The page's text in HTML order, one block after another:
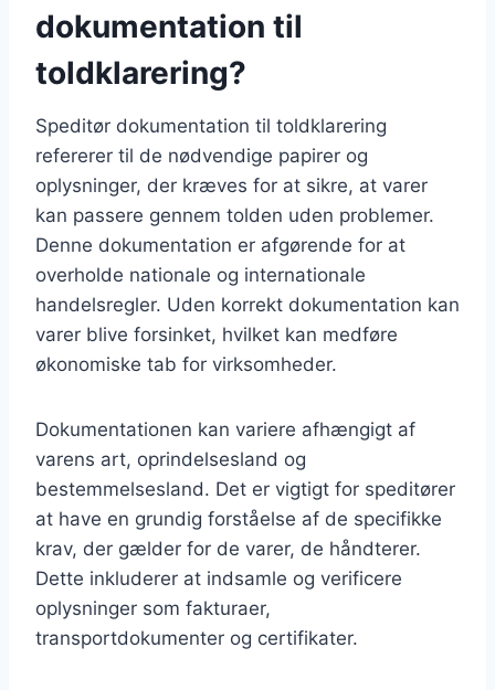
dokumentation til
toldklarering?
Speditør dokumentation til toldklarering
refererer til de nødvendige papirer og
oplysninger, der kræves for at sikre, at varer
kan passere gennem tolden uden problemer.
Denne dokumentation er afgørende for at
overholde nationale og internationale
handelsregler. Uden korrekt dokumentation kan
varer blive forsinket, hvilket kan medføre
økonomiske tab for virksomheder.
Dokumentationen kan variere afhængigt af
varens art, oprindelsesland og
bestemmelsesland. Det er vigtigt for speditører
at have en grundig forståelse af de specifikke
krav, der gælder for de varer, de håndterer.
Dette inkluderer at indsamle og verificere
oplysninger som fakturaer,
transportdokumenter og certifikater.